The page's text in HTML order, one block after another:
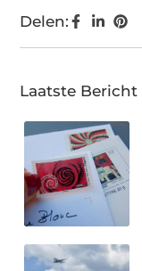
Delen:
Laatste Bericht